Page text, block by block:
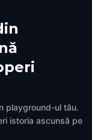
playground-ul tău.
istoria ascunsă pe